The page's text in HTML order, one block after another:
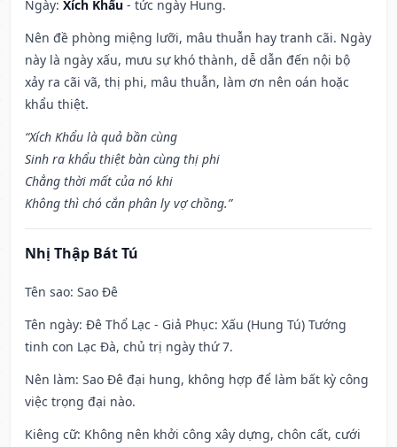
Ngày: Xích Khẩu - tức ngày Hung.
Nên đề phòng miệng lưỡi, mâu thuẫn hay tranh cãi. Ngày
này là ngày xấu, mưu sự khó thành, dễ dẫn đến nội bộ
xảy ra cãi vã, thị phi, mâu thuẫn, làm ơn nên oán hoặc
khẩu thiệt.
“Xích Khẩu là quả bần cùng
Sinh ra khẩu thiệt bàn cùng thị phi
Chẳng thời mất của nó khi
Không thì chó cắn phân ly vợ chồng.”
Nhị Thập Bát Tú
Tên sao: Sao Đê
Tên ngày: Đê Thổ Lạc - Giả Phục: Xấu (Hung Tú) Tướng
tinh con Lạc Đà, chủ trị ngày thứ 7.
Nên làm: Sao Đê đại hung, không hợp để làm bất kỳ công
việc trọng đại nào.
Kiêng cữ: Không nên khởi công xây dựng, chôn cất, cưới